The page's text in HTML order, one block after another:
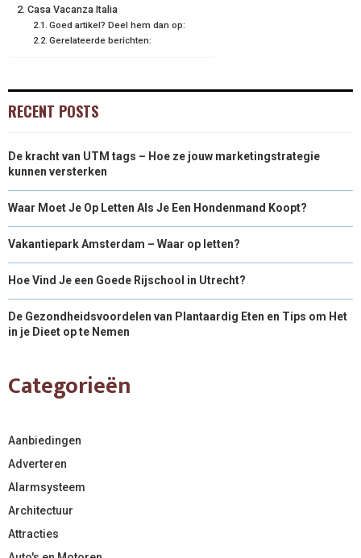
Casa Vacanza Italia
Goed artikel? Deel hem dan op:
Gerelateerde berichten:
RECENT POSTS
De kracht van UTM tags – Hoe ze jouw marketingstrategie
kunnen versterken
Waar Moet Je Op Letten Als Je Een Hondenmand Koopt?
Vakantiepark Amsterdam – Waar op letten?
Hoe Vind Je een Goede Rijschool in Utrecht?
De Gezondheidsvoordelen van Plantaardig Eten en Tips om Het
in je Dieet op te Nemen
Categorieën
Aanbiedingen
Adverteren
Alarmsysteem
Architectuur
Attracties